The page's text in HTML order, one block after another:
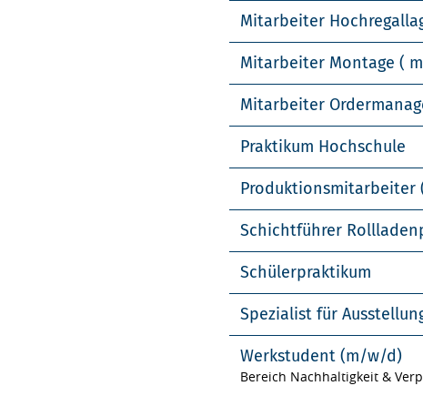
Mitarbeiter
Mitarbeiter Montage (
Mitarbeiter
Praktikum Hochschule
Produktionsmitarbeiter
Schichtführer
Schülerpraktikum
Spezialist für
Werkstudent (m/w/d)
Bereich Nachhaltigkeit &